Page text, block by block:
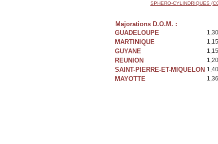
SPHERO-CYLINDRIQUES
Majorations D.O.M. :
GUADELOUPE
MARTINIQUE
GUYANE
REUNION
SAINT-PIERRE-ET-MIQUELON
MAYOTTE